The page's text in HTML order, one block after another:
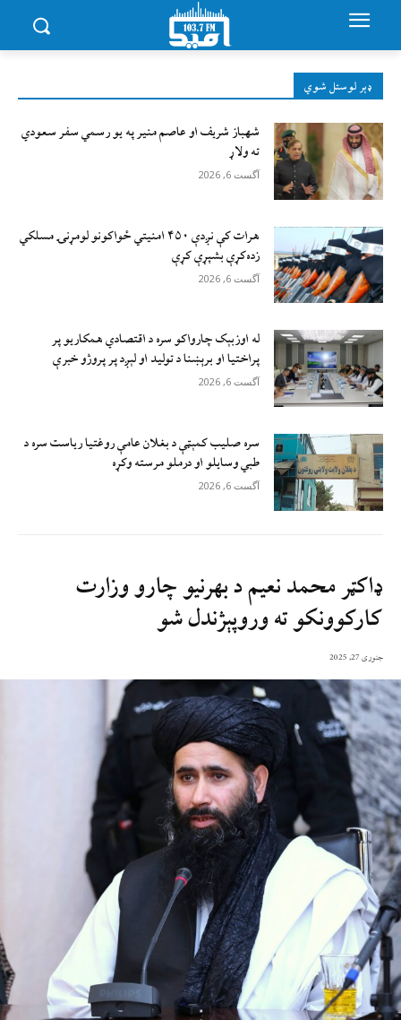
ډېر لوستل شوي
شهباز شریف او عاصم منیر په یو رسمي سفر سعودي
ته ولاړ
آگست 6, 2026
هرات کې نږدې ۴۵۰ امنيتي ځواکونو لومړنۍ مسلکي
زده‌کړې بشپړې کړې
آگست 6, 2026
له اوزبېک چارواکو سره د اقتصادي همکاریو پر
پراختیا او برېښنا د تولید او لېږد پر پروژو خبرې
آگست 6, 2026
سره صلیب کمېټې د بغلان عامې روغتیا ریاست سره د
طبي وسایلو او درملو مرسته وکړه
آگست 6, 2026
ډاکټر محمد نعیم د بهرنیو چارو وزارت
کارکوونکو ته وروپېژندل شو
جنوری 27, 2025